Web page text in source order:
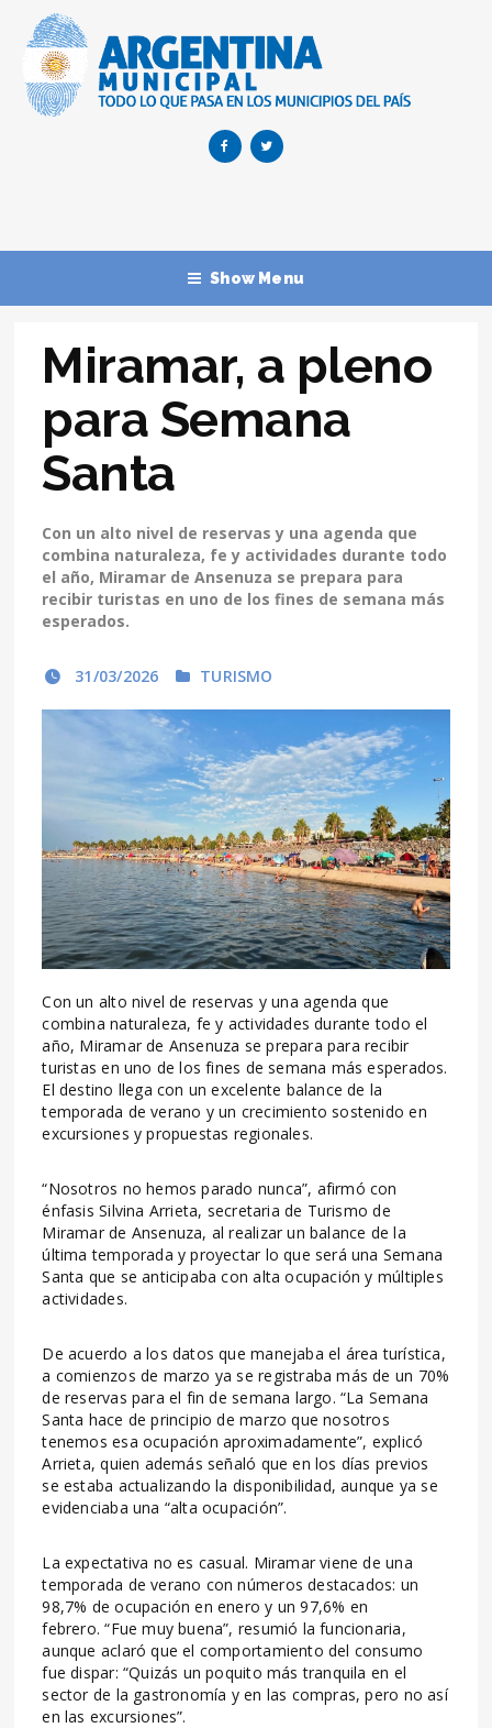
Show Menu
Miramar, a pleno
para Semana
Santa
Con un alto nivel de reservas y una agenda que
combina naturaleza, fe y actividades durante todo
el año, Miramar de Ansenuza se prepara para
recibir turistas en uno de los fines de semana más
esperados.
31/03/2026 TURISMO
Con un alto nivel de reservas y una agenda que
combina naturaleza, fe y actividades durante todo el
año, Miramar de Ansenuza se prepara para recibir
turistas en uno de los fines de semana más esperados.
El destino llega con un excelente balance de la
temporada de verano y un crecimiento sostenido en
excursiones y propuestas regionales.
“Nosotros no hemos parado nunca”, afirmó con
énfasis Silvina Arrieta, secretaria de Turismo de
Miramar de Ansenuza, al realizar un balance de la
última temporada y proyectar lo que será una Semana
Santa que se anticipaba con alta ocupación y múltiples
actividades.
De acuerdo a los datos que manejaba el área turística,
a comienzos de marzo ya se registraba más de un 70%
de reservas para el fin de semana largo. “La Semana
Santa hace de principio de marzo que nosotros
tenemos esa ocupación aproximadamente”, explicó
Arrieta, quien además señaló que en los días previos
se estaba actualizando la disponibilidad, aunque ya se
evidenciaba una “alta ocupación”.
La expectativa no es casual. Miramar viene de una
temporada de verano con números destacados: un
98,7% de ocupación en enero y un 97,6% en
febrero. “Fue muy buena”, resumió la funcionaria,
aunque aclaró que el comportamiento del consumo
fue dispar: “Quizás un poquito más tranquila en el
sector de la gastronomía y en las compras, pero no así
en las excursiones”.